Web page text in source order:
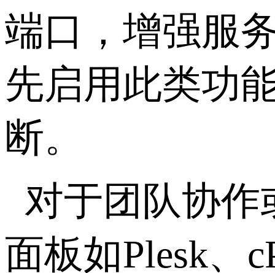
端口，增强服
先启用此类功
断。
对于团队协
面板如Plesk、